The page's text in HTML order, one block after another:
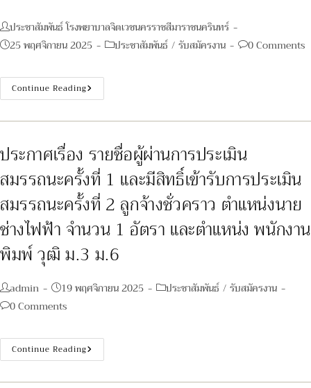
พนักงาน
สาธารณสุข
ทั่วไป
Post
author:
ประชาสัมพันธ์ โรงพยาบาลจิตเวชนครราชสีมาราชนครินทร์
Post25 พฤศจิกายน 2025
Postประชาสัมพันธ์ / รับสมัครงาน
Post0 Comments
Continue Readingประกาศ
ราย
ผู้
เลือกสรร
เพื่อ
จ้าง
เป็น
พนักงาน
ราชการ
ทั่วไป
ตำแหน่ง
เภสัชกร
วิศวกร
ไฟฟ้า
นัก
งาน
ทั่วไป
ประกาศเรื่อง รายชื่อผู้ผ่านการประเมิน
สมรรถนะครั้งที่ 1 และมีสิทธิ์เข้ารับการประเมิน
สมรรถนะครั้งที่ 2 ลูกจ้างชั่วคราว ตำแหน่งนาย
ช่างไฟฟ้า จำนวน 1 อัตรา และตำแหน่ง พนักงาน
พิมพ์ วุฒิ ม.3 ม.6
Post
author:
admin
Post
published:
19 พฤศจิกายน 2025
Postประชาสัมพันธ์ / รับสมัครงาน
Post0 Comments
Continue Readingประกาศ
เรื่อง
ชื่อ